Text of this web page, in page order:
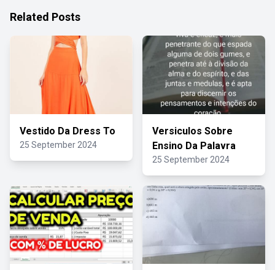
Related Posts
Vestido Da Dress To
25 September 2024
Versiculos Sobre
Ensino Da Palavra
25 September 2024